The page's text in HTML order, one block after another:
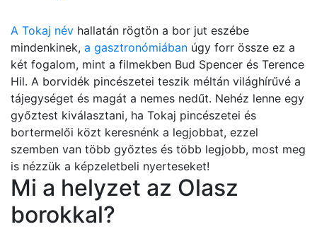
A Tokaj név hallatán rögtön a bor jut eszébe
mindenkinek, a gasztronómiában úgy forr össze ez a
két fogalom, mint a filmekben Bud Spencer és Terence
Hil. A borvidék pincészetei teszik méltán világhírűvé a
tájegységet és magát a nemes nedűt. Nehéz lenne egy
győztest kiválasztani, ha Tokaj pincészetei és
bortermelői közt keresnénk a legjobbat, ezzel
szemben van több győztes és több legjobb, most meg
is nézzük a képzeletbeli nyerteseket!
Mi a helyzet az Olasz
borokkal?